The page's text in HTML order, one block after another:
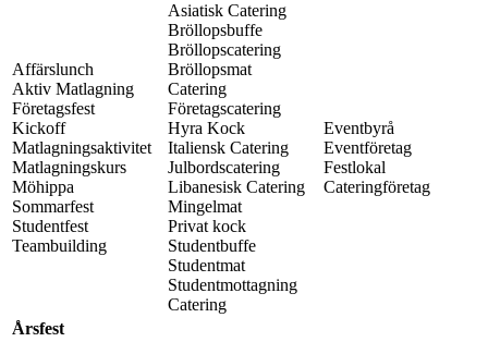
Affärslunch
Aktiv Matlagning
Företagsfest
Kickoff
Matlagningsaktivitet
Matlagningskurs
Möhippa
Sommarfest
Studentfest
Teambuilding
Asiatisk Catering
Bröllopsbuffe
Bröllopscatering
Bröllopsmat
Catering
Företagscatering
Hyra Kock
Italiensk Catering
Julbordscatering
Libanesisk Catering
Mingelmat
Privat kock
Studentbuffe
Studentmat
Studentmottagning
Catering
Eventbyrå
Eventföretag
Festlokal
Cateringföretag
Årsfest